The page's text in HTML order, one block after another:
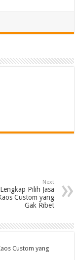
Next
Pilih Jasa
Custom yang
Gak Ribet
Custom yang